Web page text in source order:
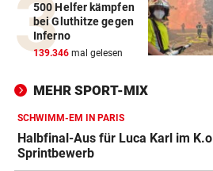
500 Helfer kämpfen
bei Gluthitze gegen
Inferno
139.346 mal gelesen
MEHR SPORT-MIX
SCHWIMM-EM IN PARIS
Halbfinal-Aus für Luca Karl im
Sprintbewerb